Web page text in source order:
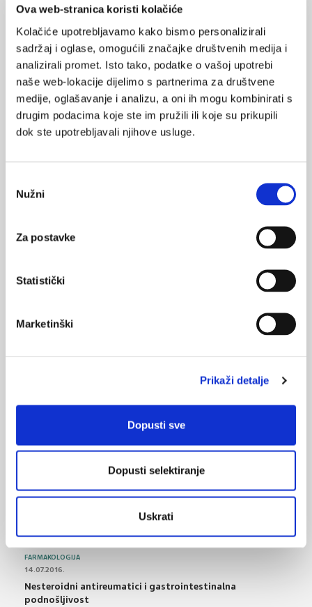
Ova web-stranica koristi kolačiće
Kolačiće upotrebljavamo kako bismo personalizirali
sadržaj i oglase, omogućili značajke društvenih medija i
analizirali promet. Isto tako, podatke o vašoj upotrebi
naše web-lokacije dijelimo s partnerima za društvene
medije, oglašavanje i analizu, a oni ih mogu kombinirati s
drugim podacima koje ste im pružili ili koje su prikupili
dok ste upotrebljavali njihove usluge.
pristanka
Nužni
Za postavke
Statistički
Marketinški
Prikaži detalje
Dopusti sve
Dopusti selektiranje
Uskrati
prehrana
rak
NA VRH
VEZANI SADRŽAJ <
Uloga prehrane u prevenciji karcinoma
Štampar u tvom kvartu - Gornja i Donja Dubrava
BOL
Bolna leđa - medicinske vježbe (nove smjernice)
FARMAKOLOGIJA
14.07.2016.
Nesteroidni antireumatici i gastrointestinalna
podnošljivost